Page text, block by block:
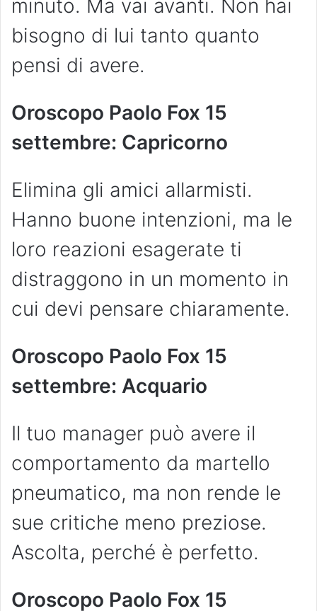
minuto. Ma vai avanti. Non hai
bisogno di lui tanto quanto
pensi di avere.
Oroscopo Paolo Fox 15
settembre: Capricorno
Elimina gli amici allarmisti.
Hanno buone intenzioni, ma le
loro reazioni esagerate ti
distraggono in un momento in
cui devi pensare chiaramente.
Oroscopo Paolo Fox 15
settembre: Acquario
Il tuo manager può avere il
comportamento da martello
pneumatico, ma non rende le
sue critiche meno preziose.
Ascolta, perché è perfetto.
Oroscopo Paolo Fox 15